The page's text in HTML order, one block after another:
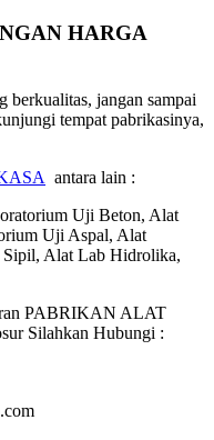
HARGA
berkualitas, jangan sampai
tempat pabrikasinya,
antara lain :
Uji Beton, Alat
Uji Aspal, Alat
Alat Lab Hidrolika,
PABRIKAN ALAT
Silahkan Hubungi :